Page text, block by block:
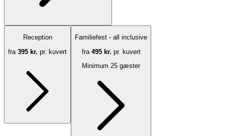
Reception
fra 395 kr. pr. kuvert
Familiefest - all inclusive
fra 495 kr. pr. kuvert
Minimum 25 gæster